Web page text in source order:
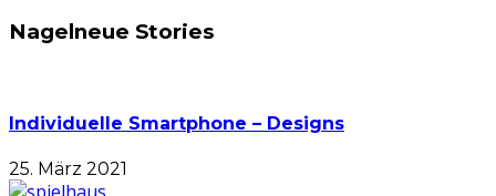
Nagelneue Stories
Individuelle Smartphone – Designs
25. März 2021